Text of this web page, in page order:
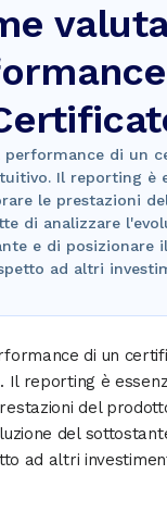
performance di un
Il reporting è
le prestazioni
di analizzare
e di posizionare
ad altri
di un
Il reporting è
del
del
ad altri